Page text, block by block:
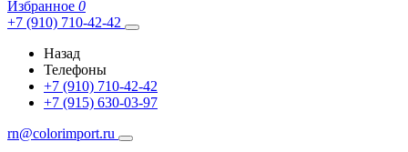
Избранное 0
+7 (910) 710-42-42
Назад
Телефоны
+7 (910) 710-42-42
+7 (915) 630-03-97
rn@colorimport.ru